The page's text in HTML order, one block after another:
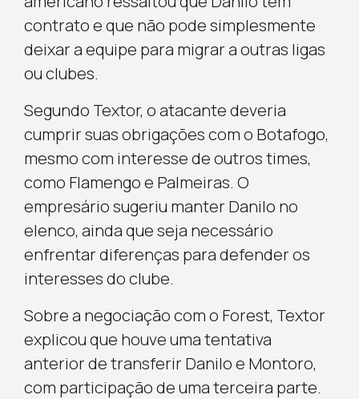
contrato e que não pode simplesmente
deixar a equipe para migrar a outras ligas
ou clubes.
Segundo Textor, o atacante deveria
cumprir suas obrigações com o Botafogo,
mesmo com interesse de outros times,
como Flamengo e Palmeiras. O
empresário sugeriu manter Danilo no
elenco, ainda que seja necessário
enfrentar diferenças para defender os
interesses do clube.
Sobre a negociação com o Forest, Textor
explicou que houve uma tentativa
anterior de transferir Danilo e Montoro,
com participação de uma terceira parte.